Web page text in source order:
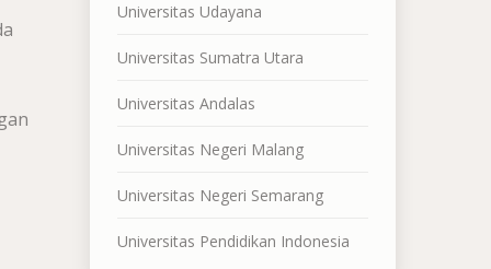
Universitas Udayana
Universitas Sumatra Utara
Universitas Andalas
Universitas Negeri Malang
Universitas Negeri Semarang
Universitas Pendidikan Indonesia